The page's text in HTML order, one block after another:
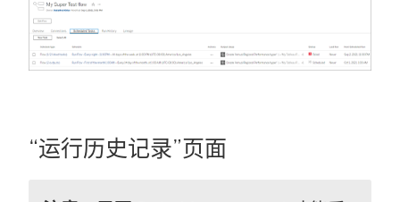
“运行历史记录”页面